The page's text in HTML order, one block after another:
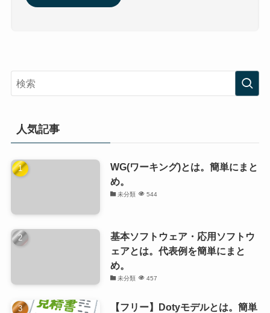
人気記事
WG(ワーキング)とは。簡単にまと
め。
未分類 544
基本ソフトウェア・応用ソフトウ
ェアとは。代表例を簡単にまと
め。
未分類 457
【フリー】Dotyモデルとは。簡単